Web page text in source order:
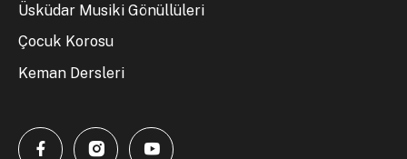
Üsküdar Musiki Gönüllüleri
Çocuk Korosu
Keman Dersleri